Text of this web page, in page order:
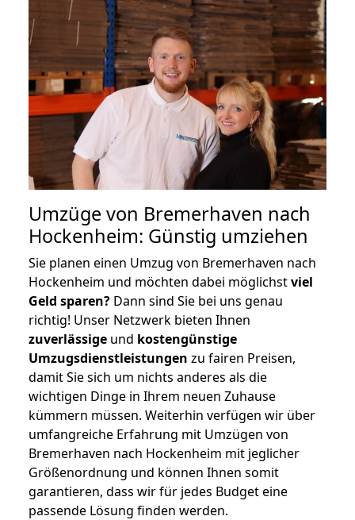
Umzüge von Bremerhaven nach
Hockenheim: Günstig umziehen
Sie planen einen Umzug von Bremerhaven nach
Hockenheim und möchten dabei möglichstviel
Geld sparen? Dann sind Sie bei uns genau
richtig! Unser Netzwerk bieten Ihnen
zuverlässige und kostengünstige
Umzugsdienstleistungen zu fairen Preisen,
damit Sie sich um nichts anderes als die
wichtigen Dinge in Ihrem neuen Zuhause
kümmern müssen. Weiterhin verfügen wir über
umfangreiche Erfahrung mit Umzügen von
Bremerhaven nach Hockenheim mit jeglicher
Größenordnung und können Ihnen somit
garantieren, dass wir für jedes Budget eine
passende Lösung finden werden.